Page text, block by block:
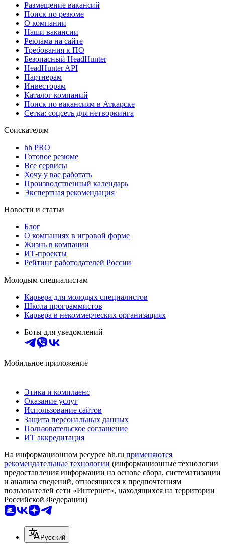
Размещение вакансий
Поиск по резюме
О компании
Наши вакансии
Реклама на сайте
Требования к ПО
Безопасный HeadHunter
HeadHunter API
Партнерам
Инвесторам
Каталог компаний
Поиск по вакансиям в Аткарске
Сетка: соцсеть для нетворкинга
Соискателям
hh PRO
Готовое резюме
Все сервисы
Хочу у вас работать
Производственный календарь
Экспертная рекомендация
Новости и статьи
Блог
О компаниях в игровой форме
Жизнь в компании
ИТ-проекты
Рейтинг работодателей России
Молодым специалистам
Карьера для молодых специалистов
Школа программистов
Карьера в некоммерческих организациях
Боты для уведомлений
Мобильное приложение
Этика и комплаенс
Оказание услуг
Использование сайтов
Защита персональных данных
Пользовательское соглашение
ИТ аккредитация
На информационном ресурсе hh.ru применяются
рекомендательные технологии (информационные технологии
предоставления информации на основе сбора, систематизации
и анализа сведений, относящихся к предпочтениям
пользователей сети «Интернет», находящихся на территории
Российской Федерации)
Русский